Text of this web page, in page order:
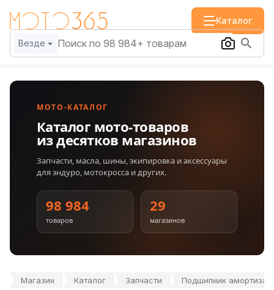
Каталог
Везде
МОТО-КАТАЛОГ
Каталог мото-товаров
из десятков магазинов
Запчасти, масла, шины, экипировка и аксессуары
для эндуро, мотокросса и других.
98 984
товаров
29
магазинов
Магазин Каталог Запчасти Подшипник